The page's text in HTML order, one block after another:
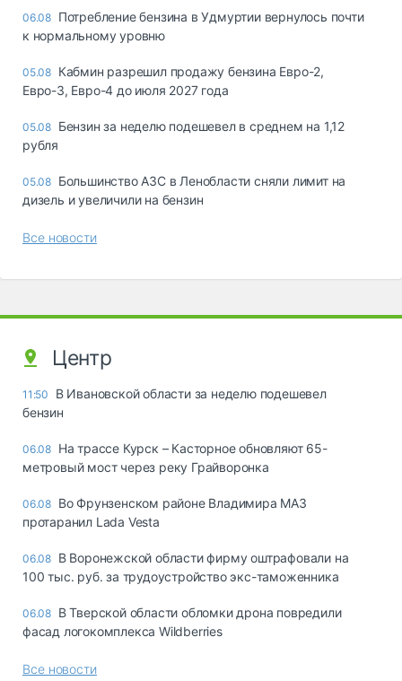
06.08 Потребление бензина в Удмуртии вернулось почти
к нормальному уровню
05.08 Кабмин разрешил продажу бензина Евро-2,
Евро-3, Евро-4 до июля 2027 года
05.08 Бензин за неделю подешевел в среднем на 1,12
рубля
05.08 Большинство АЗС в Ленобласти сняли лимит на
дизель и увеличили на бензин
Все новости
Центр
11:50
В Ивановской области за неделю подешевел
бензин
06.08 На трассе Курск – Касторное обновляют 65-
метровый мост через реку Грайворонка
06.08 Во Фрунзенском районе Владимира МАЗ
протаранил Lada Vesta
06.08 В Воронежской области фирму оштрафовали на
100 тыс. руб. за трудоустройство экс-таможенника
06.08 В Тверской области обломки дрона повредили
фасад логокомплекса Wildberries
Все новости